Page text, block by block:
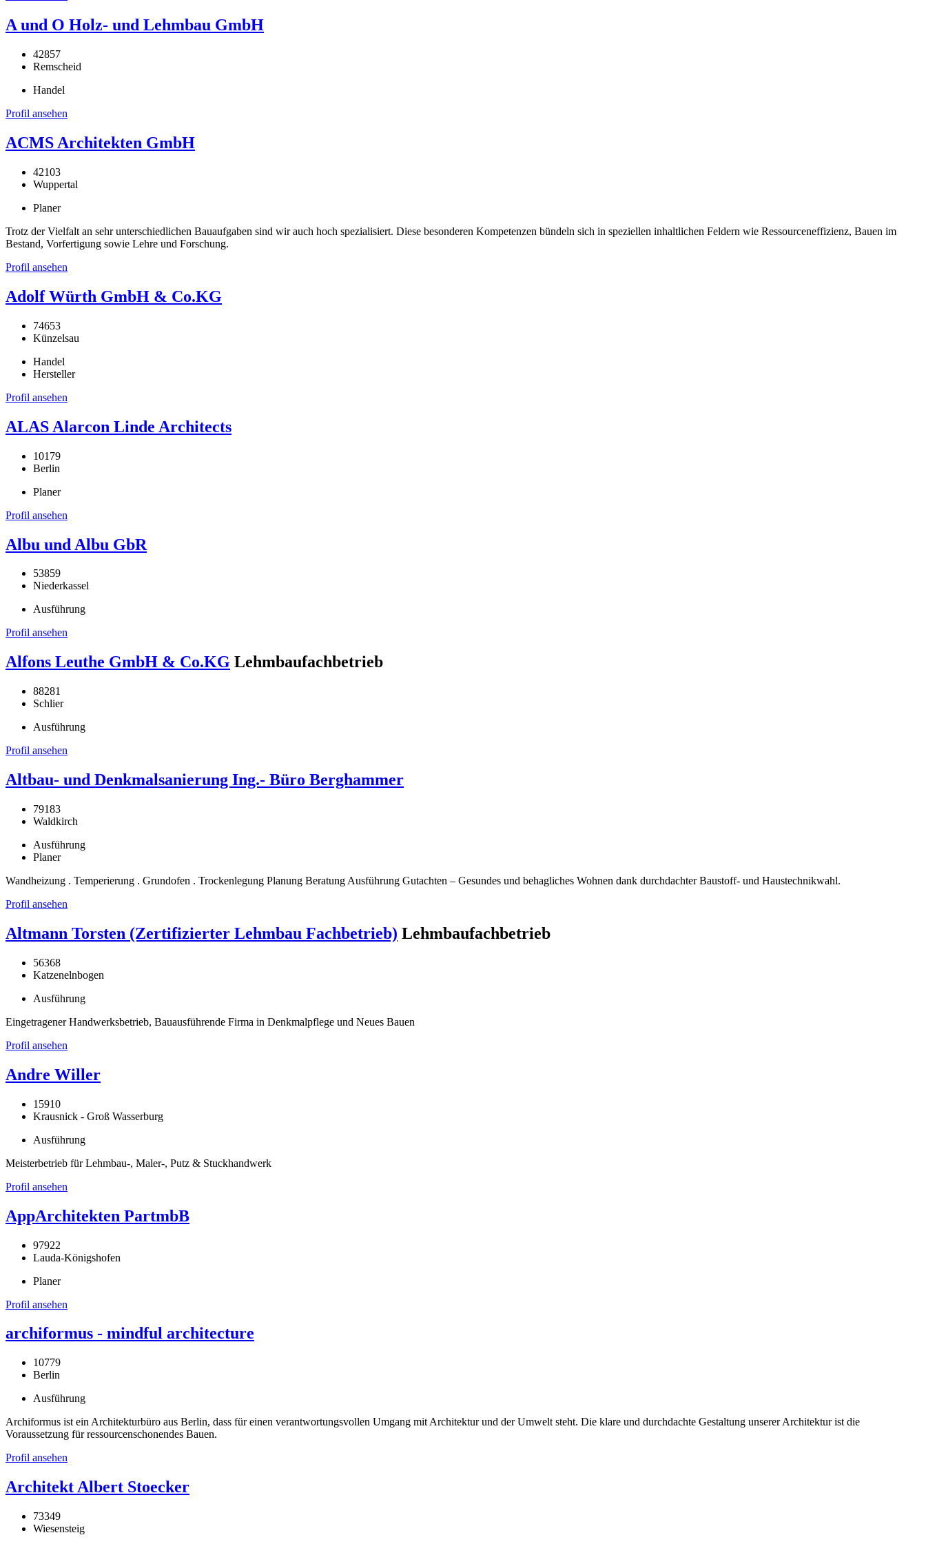
A und O Holz- und Lehmbau GmbH
42857
Remscheid
Handel
Profil ansehen
ACMS Architekten GmbH
42103
Wuppertal
Planer
Trotz der Vielfalt an sehr unterschiedlichen Bauaufgaben sind wir auch hoch spezialisiert. Diese besonderen Kompetenzen bündeln sich in speziellen inhaltlichen Feldern wie Ressourceneffizienz, Bauen im
Bestand, Vorfertigung sowie Lehre und Forschung.
Profil ansehen
Adolf Würth GmbH & Co.KG
74653
Künzelsau
Handel
Hersteller
Profil ansehen
ALAS Alarcon Linde Architects
10179
Berlin
Planer
Profil ansehen
Albu und Albu GbR
53859
Niederkassel
Ausführung
Profil ansehen
Alfons Leuthe GmbH & Co.KG Lehmbaufachbetrieb
88281
Schlier
Ausführung
Profil ansehen
Altbau- und Denkmalsanierung Ing.- Büro Berghammer
79183
Waldkirch
Ausführung
Planer
Wandheizung . Temperierung . Grundofen . Trockenlegung Planung Beratung Ausführung Gutachten – Gesundes und behagliches Wohnen dank durchdachter Baustoff- und Haustechnikwahl.
Profil ansehen
Altmann Torsten (Zertifizierter Lehmbau Fachbetrieb) Lehmbaufachbetrieb
56368
Katzenelnbogen
Ausführung
Eingetragener Handwerksbetrieb, Bauausführende Firma in Denkmalpflege und Neues Bauen
Profil ansehen
Andre Willer
15910
Krausnick - Groß Wasserburg
Ausführung
Meisterbetrieb für Lehmbau-, Maler-, Putz & Stuckhandwerk
Profil ansehen
AppArchitekten PartmbB
97922
Lauda-Königshofen
Planer
Profil ansehen
archiformus - mindful architecture
10779
Berlin
Ausführung
Archiformus ist ein Architekturbüro aus Berlin, dass für einen verantwortungsvollen Umgang mit Architektur und der Umwelt steht. Die klare und durchdachte Gestaltung unserer Architektur ist die
Voraussetzung für ressourcenschonendes Bauen.
Profil ansehen
Architekt Albert Stoecker
73349
Wiesensteig